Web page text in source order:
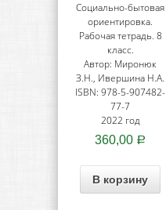
Социально-бытовая
ориентировка.
Рабочая тетрадь. 8
класс.
Автор: Миронюк
З.Н., Ивершина Н.А.
ISBN: 978-5-907482-
77-7
2022 год
360,00 Р
В корзину